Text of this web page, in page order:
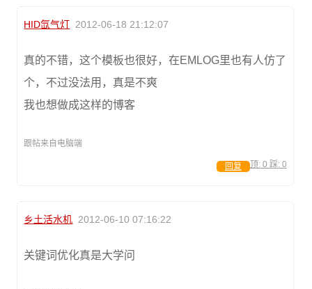
HID氙气灯 2012-06-18 21:12:07
真的不错，这个模板也很好，在EMLOG里也有人仿了
个，不过没法用，真是不爽
我也想做成这样的博客
跟帖来自电脑端
顶: 0 踩: 0
回复
乡土活水机 2012-06-10 07:16:22
关键词优化真是大学问